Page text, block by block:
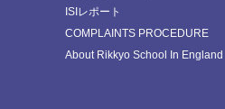
ISIレポート
COMPLAINTS PROCEDURE
About Rikkyo School In England